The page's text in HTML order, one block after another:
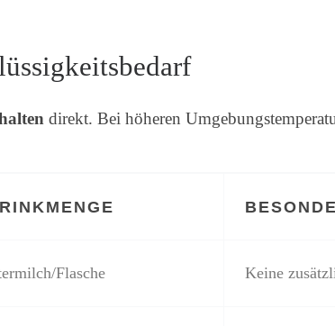
direkt. Bei höheren
Flasche Keine